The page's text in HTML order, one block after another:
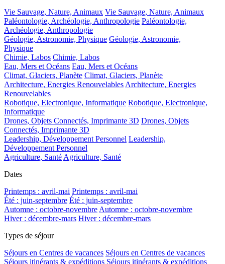
Vie Sauvage, Nature, Animaux Vie Sauvage, Nature, Animaux
Paléontologie, Archéologie, Anthropologie Paléontologie,
Archéologie, Anthropologie
Géologie, Astronomie, Physique Géologie, Astronomie,
Physique
Chimie, Labos Chimie, Labos
Eau, Mers et Océans Eau, Mers et Océans
Climat, Glaciers, Planète Climat, Glaciers, Planète
Architecture, Energies RenouvelablesArchitecture, Energies
Renouvelables
Robotique, Electronique, Informatique Robotique, Electronique,
Informatique
Drones, Objets Connectés, Imprimante 3D Drones, Objets
Connectés, Imprimante 3D
Leadership, Développement Personnel Leadership,
Développement Personnel
Agriculture, SantéAgriculture, Santé
Dates
Printemps : avril-mai Printemps : avril-mai
Été : juin-septembre Été : juin-septembre
Automne : octobre-novembreAutomne : octobre-novembre
Hiver : décembre-mars Hiver : décembre-mars
Types de séjour
Séjours en Centres de vacances Séjours en Centres de vacances
Séjours itinérants & expéditions Séjours itinérants & expéditions